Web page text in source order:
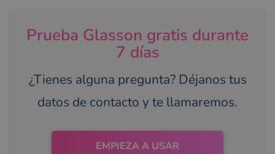
Prueba Glasson gratis durante
7 días
¿Tienes alguna pregunta? Déjanos tus
datos de contacto y te llamaremos.
EMPIEZA A USAR